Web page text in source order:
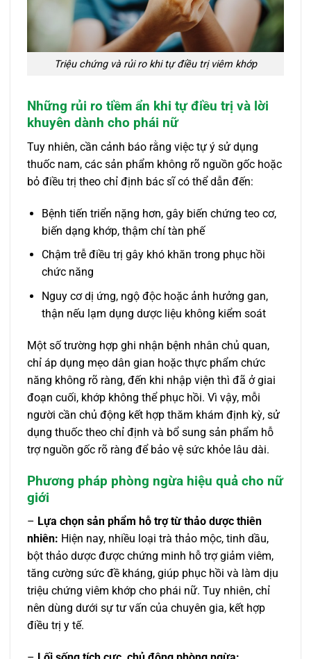
Triệu chứng và rủi ro khi tự điều trị viêm khớp
Những rủi ro tiềm ẩn khi tự điều trị và lời
khuyên dành cho phái nữ
Tuy nhiên, cần cảnh báo rằng việc tự ý sử dụng
thuốc nam, các sản phẩm không rõ nguồn gốc hoặc
bỏ điều trị theo chỉ định bác sĩ có thể dẫn đến:
Bệnh tiến triển nặng hơn, gây biến chứng teo cơ,
biến dạng khớp, thậm chí tàn phế
Chậm trễ điều trị gây khó khăn trong phục hồi
chức năng
Nguy cơ dị ứng, ngộ độc hoặc ảnh hưởng gan,
thận nếu lạm dụng dược liệu không kiểm soát
Một số trường hợp ghi nhận bệnh nhân chủ quan,
chỉ áp dụng mẹo dân gian hoặc thực phẩm chức
năng không rõ ràng, đến khi nhập viện thì đã ở giai
đoạn cuối, khớp không thể phục hồi. Vì vậy, mỗi
người cần chủ động kết hợp thăm khám định kỳ, sử
dụng thuốc theo chỉ định và bổ sung sản phẩm hỗ
trợ nguồn gốc rõ ràng để bảo vệ sức khỏe lâu dài.
Phương pháp phòng ngừa hiệu quả cho nữ
giới
– Lựa chọn sản phẩm hỗ trợ từ thảo dược thiên
nhiên: Hiện nay, nhiều loại trà thảo mộc, tinh dầu,
bột thảo dược được chứng minh hỗ trợ giảm viêm,
tăng cường sức đề kháng, giúp phục hồi và làm dịu
triệu chứng viêm khớp cho phái nữ. Tuy nhiên, chỉ
nên dùng dưới sự tư vấn của chuyên gia, kết hợp
điều trị y tế.